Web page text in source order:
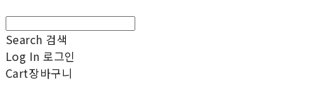
Search 검색
Log In 로그인
Cart장바구니